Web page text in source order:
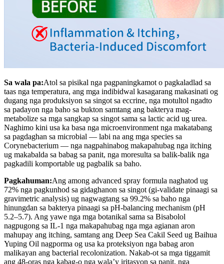
Sa wala pa:Atol sa pisikal nga pagpaningkamot o pagkaladlad sa
taas nga temperatura, ang mga indibidwal kasagarang makasinati og
dugang nga produksiyon sa singot sa eccrine, nga motultol ngadto
sa padayon nga baho sa bukton samtang ang bakterya mag-
metabolize sa mga sangkap sa singot sama sa lactic acid ug urea.
Naghimo kini usa ka basa nga microenvironment nga makatabang
sa pagdaghan sa microbial — labi na ang mga species sa
Corynebacterium — nga nagpahinabog makapahubag nga itching
ug makabalda sa babag sa panit, nga moresulta sa balik-balik nga
pagkadili komportable ug pagbalik sa baho.
Pagkahuman:Ang among advanced spray formula naghatod ug
72% nga pagkunhod sa gidaghanon sa singot (gi-validate pinaagi sa
gravimetric analysis) ug nagwagtang sa 99.2% sa baho nga
hinungdan sa bakterya pinaagi sa pH-balancing mechanism (pH
5.2–5.7). Ang yawe nga mga botanikal sama sa Bisabolol
nagpugong sa IL-1 nga makapahubag nga mga agianan aron
mahupay ang itching, samtang ang Deep Sea Cakil Seed ug Baihua
Yuping Oil nagporma og usa ka proteksiyon nga babag aron
malikayan ang bacterial recolonization. Nakab-ot sa mga tiggamit
ang 48-oras nga kabag-o nga wala’y iritasyon sa panit, nga